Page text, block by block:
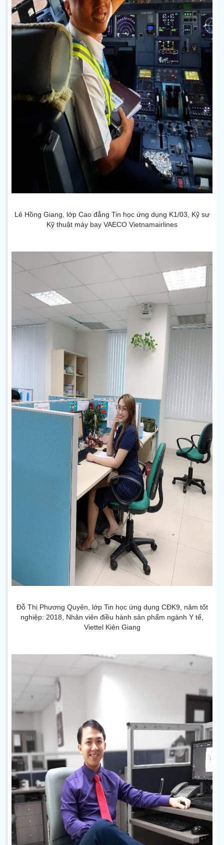
Lê Hồng Giang, lớp Cao đẳng Tin học ứng dụng K1/03, Kỹ sư
Kỹ thuật máy bay VAECO Vietnamairlines
Đỗ Thị Phương Quyên, lớp Tin học ứng dụng CĐK9, năm tốt
nghiệp: 2018, Nhân viên điều hành sản phẩm ngành Y tế,
Viettel Kiên Giang